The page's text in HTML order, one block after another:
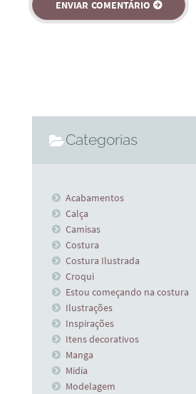
Categorias
Acabamentos
Calça
Camisas
Costura
Costura Ilustrada
Croqui
Estou começando na costura
Ilustrações
Inspirações
Itens decorativos
Manga
Midia
Modelagem